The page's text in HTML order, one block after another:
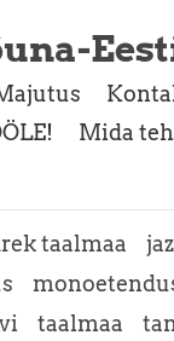
Mida
taalmaa
taalmaa